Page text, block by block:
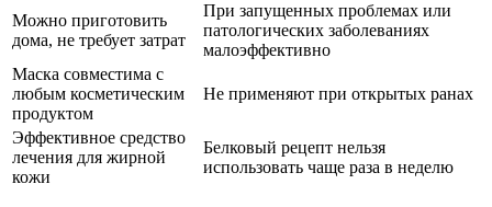
Можно приготовить
дома, не требует затрат
При запущенных проблемах или
патологических заболеваниях
малоэффективно
Маска совместима с
любым косметическим
продуктом
Не применяют при открытых ранах
Эффективное средство
лечения для жирной
кожи
Белковый рецепт нельзя
использовать чаще раза в неделю